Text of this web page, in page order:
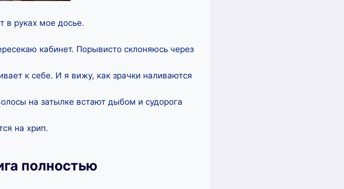
в руках мое досье.
кабинет. Порывисто склоняюсь через
к себе. И я вижу, как зрачки наливаются
на затылке встают дыбом и судорога
на хрип.
полностью